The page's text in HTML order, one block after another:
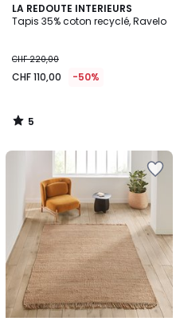
LA REDOUTE INTERIEURS
Tapis 35% coton recyclé, Ravelo
CHF 220,00
CHF 110,00 -50%
5
/
5
/